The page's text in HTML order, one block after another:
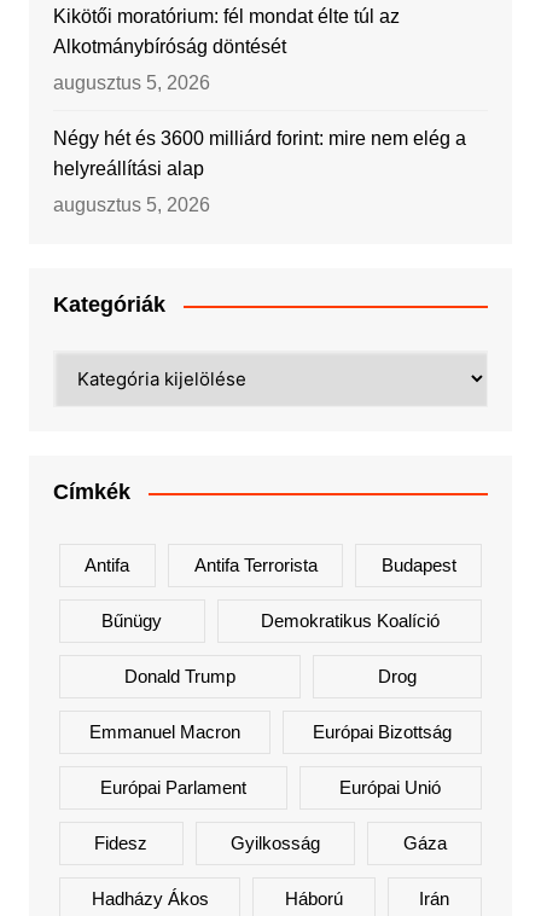
Kikötői moratórium: fél mondat élte túl az
Alkotmánybíróság döntését
augusztus 5, 2026
Négy hét és 3600 milliárd forint: mire nem elég a
helyreállítási alap
augusztus 5, 2026
Kategóriák
Címkék
Antifa Antifa Terrorista Budapest
Bűnügy Demokratikus Koalíció
Donald Trump Drog
Emmanuel Macron Európai Bizottság
Európai Parlament Európai Unió
Fidesz Gyilkosság Gáza
Hadházy Ákos Háború Irán